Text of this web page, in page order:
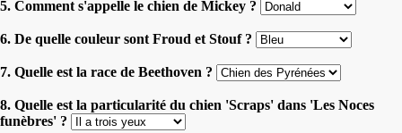
5. Comment s'appelle le chien de Mickey ?
6. De quelle couleur sont Froud et Stouf ?
7. Quelle est la race de Beethoven ?
8. Quelle est la particularité du chien 'Scraps' dans 'Les Noces
funèbres' ?